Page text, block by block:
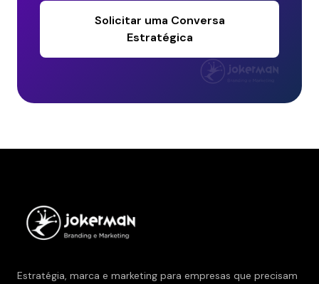
Solicitar uma Conversa
Estratégica
Estratégia, marca e marketing para empresas que precisam